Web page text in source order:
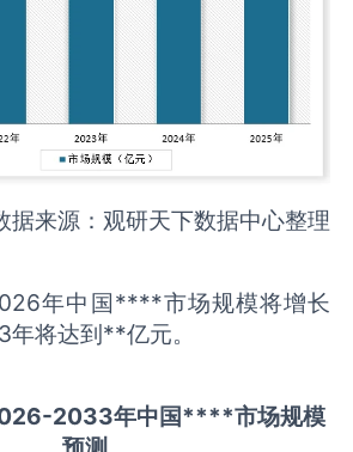
据来源：观研天下数据中心整理
年中国****市场规模将增长
将达到**亿元。
6-2033年中国****市场规模